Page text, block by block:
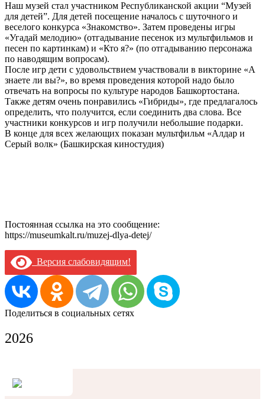
Наш музей стал участником Республиканской акции “Музей
для детей”. Для детей посещение началось с шуточного и
веселого конкурса «Знакомство». Затем проведены игры
«Угадай мелодию» (отгадывание песенок из мультфильмов и
песен по картинкам) и «Кто я?» (по отгадыванию персонажа
по наводящим вопросам).
После игр дети с удовольствием участвовали в викторине «А
знаете ли вы?», во время проведения которой надо было
отвечать на вопросы по культуре народов Башкортостана.
Также детям очень понравились «Гибриды», где предлагалось
определить, что получится, если соединить два слова. Все
участники конкурсов и игр получили небольшие подарки.
В конце для всех желающих показан мультфильм «Алдар и
Серый волк» (Башкирская киностудия)
Постоянная ссылка на это сообщение:
https://museumkalt.ru/muzej-dlya-detej/
Версия слабовидящим!
Поделиться в социальных сетях
2026